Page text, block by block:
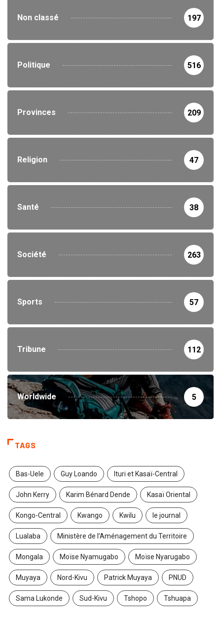
Non classé 197
Politique 516
Provinces 209
Religion 47
Santé 38
Société 263
Sports 57
Tribune 112
Worldwide 5
TAGS
Bas-Uele Guy Loando Ituri et Kasaï-Central
John Kerry Karim Bénard Dende Kasaï Oriental
Kongo-Central Kwango Kwilu le journal
Lualaba Ministère de l’Aménagement du Territoire
Mongala Moïse Nyamugabo Moïse Nyarugabo
Muyaya Nord-Kivu Patrick Muyaya PNUD
Sama Lukonde Sud-Kivu Tshopo Tshuapa